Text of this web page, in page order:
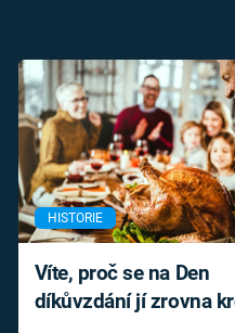
HISTORIE
Víte, proč se na Den
díkůvzdání jí zrovna